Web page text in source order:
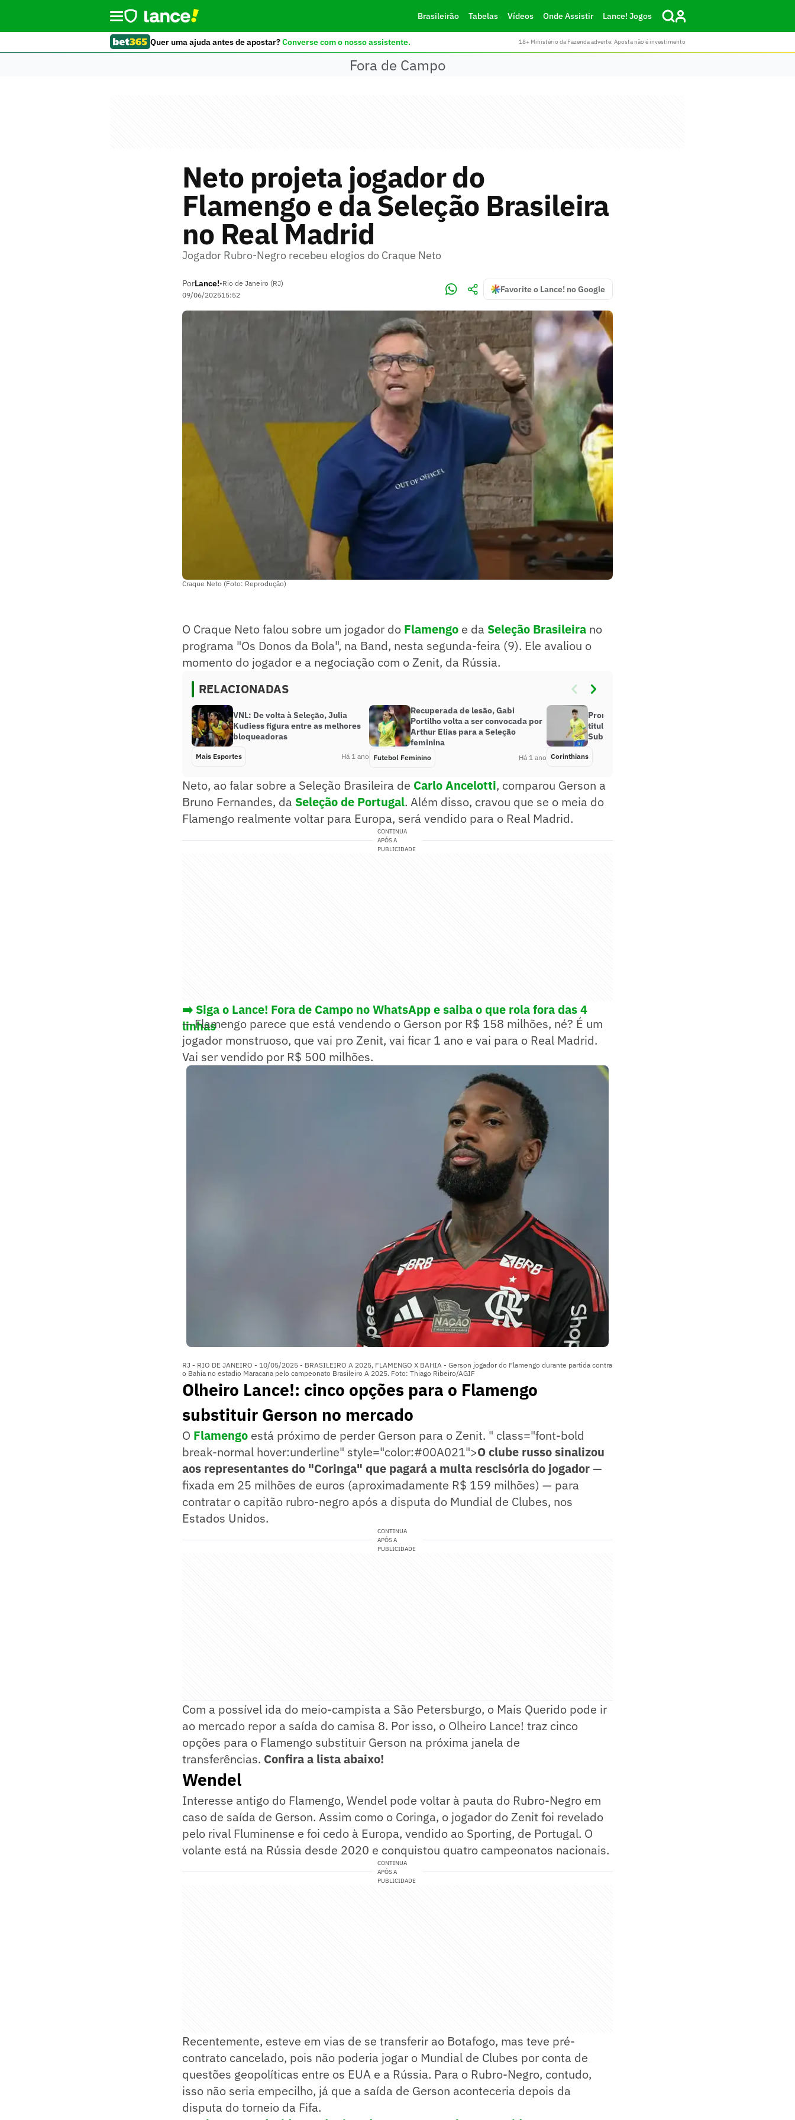
Brasileirão Tabelas Vídeos Onde Assistir Lance! Jogos
Quer uma ajuda antes de apostar?Converse com o nosso assistente. 18+ Ministério da Fazenda adverte: Aposta não é investimento
Fora de Campo
Neto projeta jogador do
Flamengo e da Seleção Brasileira
no Real Madrid
Jogador Rubro-Negro recebeu elogios do Craque Neto
PorLance!•Rio de Janeiro (RJ)
09/06/202515:52
Favorite o Lance! no Google
Craque Neto (Foto: Reprodução)
O Craque Neto falou sobre um jogador do Flamengo e da Seleção Brasileira no
programa "Os Donos da Bola", na Band, nesta segunda-feira (9). Ele avaliou o
momento do jogador e a negociação com o Zenit, da Rússia.
RELACIONADAS
VNL: De volta à Seleção, Julia
Kudiess figura entre as melhores
bloqueadoras
Mais Esportes Há 1 ano
Recuperada de lesão, Gabi
Portilho volta a ser convocada por
Arthur Elias para a Seleção
feminina
Futebol Feminino Há 1 ano
Promessas do Corinthians são
titulares em amistosos da Seleção
Sub-20
Corinthians
Neto, ao falar sobre a Seleção Brasileira de Carlo Ancelotti, comparou Gerson a
Bruno Fernandes, da Seleção de Portugal. Além disso, cravou que se o meia do
Flamengo realmente voltar para Europa, será vendido para o Real Madrid.
CONTINUA
APÓS A
PUBLICIDADE
➡️ Siga o Lance! Fora de Campo no WhatsApp e saiba o que rola fora das 4
linhas
— Flamengo parece que está vendendo o Gerson por R$ 158 milhões, né? É um
jogador monstruoso, que vai pro Zenit, vai ficar 1 ano e vai para o Real Madrid.
Vai ser vendido por R$ 500 milhões.
RJ - RIO DE JANEIRO - 10/05/2025 - BRASILEIRO A 2025, FLAMENGO X BAHIA - Gerson jogador do Flamengo durante partida contra
o Bahia no estadio Maracana pelo campeonato Brasileiro A 2025. Foto: Thiago Ribeiro/AGIF
Olheiro Lance!: cinco opções para o Flamengo
substituir Gerson no mercado
O Flamengo está próximo de perder Gerson para o Zenit. " class="font-bold
break-normal hover:underline" style="color:#00A021">O clube russo sinalizou
aos representantes do "Coringa" que pagará a multa rescisória do jogador—
fixada em 25 milhões de euros (aproximadamente R$ 159 milhões) — para
contratar o capitão rubro-negro após a disputa do Mundial de Clubes, nos
Estados Unidos.
CONTINUA
APÓS A
PUBLICIDADE
Com a possível ida do meio-campista a São Petersburgo, o Mais Querido pode ir
ao mercado repor a saída do camisa 8. Por isso, o Olheiro Lance! traz cinco
opções para o Flamengo substituir Gerson na próxima janela de
transferências. Confira a lista abaixo!
Wendel
Interesse antigo do Flamengo, Wendel pode voltar à pauta do Rubro-Negro em
caso de saída de Gerson. Assim como o Coringa, o jogador do Zenit foi revelado
pelo rival Fluminense e foi cedo à Europa, vendido ao Sporting, de Portugal. O
volante está na Rússia desde 2020 e conquistou quatro campeonatos nacionais.
CONTINUA
APÓS A
PUBLICIDADE
Recentemente, esteve em vias de se transferir ao Botafogo, mas teve pré-
contrato cancelado, pois não poderia jogar o Mundial de Clubes por conta de
questões geopolíticas entre os EUA e a Rússia. Para o Rubro-Negro, contudo,
isso não seria empecilho, já que a saída de Gerson aconteceria depois da
disputa do torneio da Fifa.